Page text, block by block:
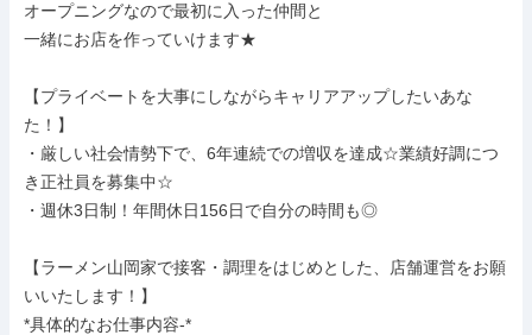
オープニングなので最初に入った仲間と
一緒にお店を作っていけます★
【プライベートを大事にしながらキャリアアップしたいあな
た！】
・厳しい社会情勢下で、6年連続での増収を達成☆業績好調につ
き正社員を募集中☆
・週休3日制！年間休日156日で自分の時間も◎
【ラーメン山岡家で接客・調理をはじめとした、店舗運営をお願
いいたします！】
*具体的なお仕事内容-*